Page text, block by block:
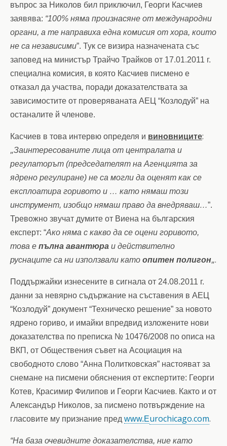
въпрос за Николов бил приключил, Георги Касчиев
заявява: “100% няма произнасяне от международни
органи, а те направиха една комисия от хора, които
не са независими”. Тук се визира назначената със
заповед на министър Трайчо Трайков от 17.01.2011 г.
специална комисия, в която Касчиев писмено е
отказал да участва, поради доказателствата за
зависимостите от проверяваната АЕЦ “Козлодуй” на
останалите й членове.
Касчиев в това интервю определя и виновниците:
„Заинтересованите лица от централата и
регулаторът (председателят на Агенцията за
ядрено регулиране) не са могли да оценят как се
експлоатира горивото и … като нямаш този
инструмент, изобщо нямаш право да внедряваш…”.
Тревожно звучат думите от Виена на българския
експерт: “Ако няма с какво да се оцени горивото,
това е пълна авантюра и действително
руснаците са ни използвали като опитен полигон„.
Поддържайки изнесените в сигнала от 24.08.2011 г.
данни за невярно съдържание на съставения в АЕЦ
“Козлодуй” документ “Техническо решение” за новото
ядрено гориво, и имайки впредвид изложените нови
доказателства по преписка № 10476/2008 по описа на
ВКП, от Обществения съвет на Асоциация на
свободното слово “Анна Политковская” настояват за
снемане на писмени обяснения от експертите: Георги
Котев, Красимир Филипов и Георги Касчиев. Както и от
Александър Николов, за писмено потвърждение на
гласовите му признание пред www.Eurochicago.com.
“На база очевидните доказателства, ние като